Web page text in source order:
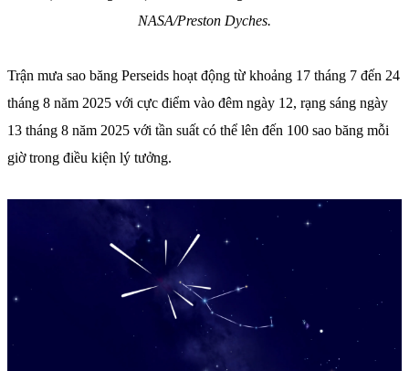
NASA/Preston Dyches.
Trận mưa sao băng Perseids hoạt động từ khoảng 17 tháng 7 đến 24
tháng 8 năm 2025 với cực điểm vào đêm ngày 12, rạng sáng ngày
13 tháng 8 năm 2025 với tần suất có thể lên đến 100 sao băng mỗi
giờ trong điều kiện lý tưởng.